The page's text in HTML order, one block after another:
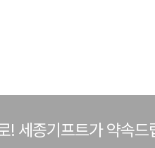
! 세종기프트가 약속드